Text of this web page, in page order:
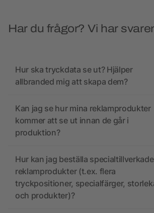
Har du frågor? Vi har
Hur ska tryckdata se ut? Hjälper
allbranded mig att skapa dem?
Kan jag se hur mina reklamprodukter
kommer att se ut innan de går i
produktion?
Hur kan jag beställa specialtillverkade
reklamprodukter (t.ex. flera
tryckpositioner, specialfärger,
och produkter)?